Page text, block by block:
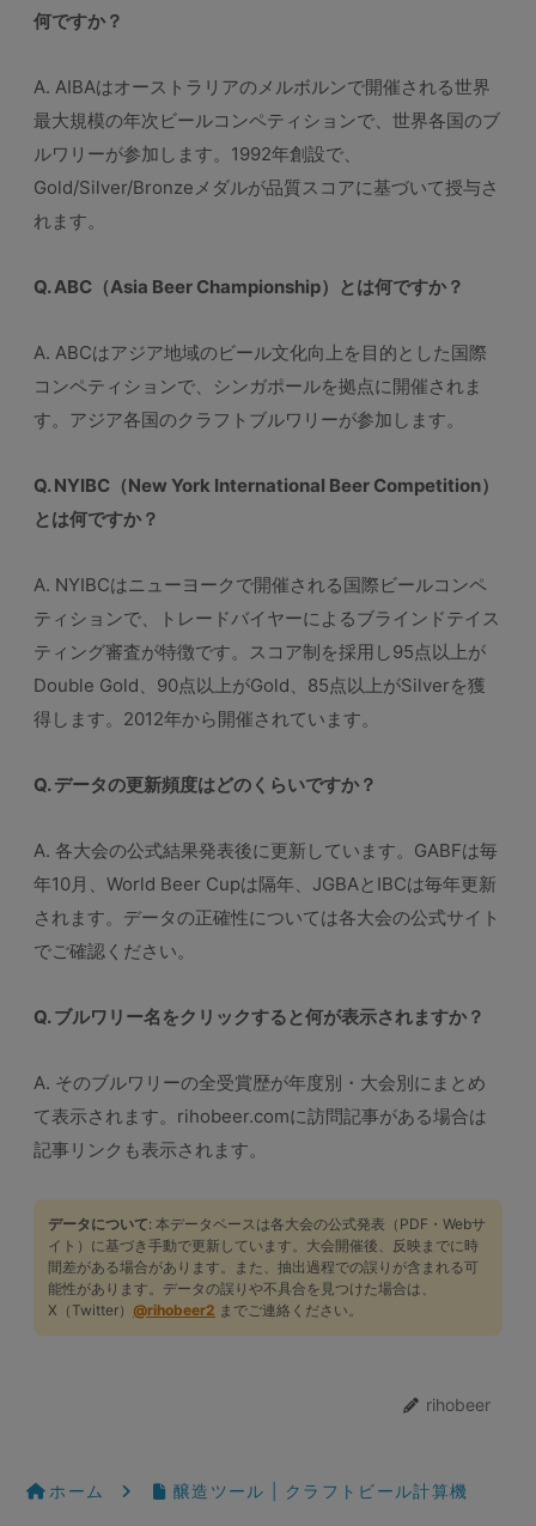
何ですか？
A. AIBAはオーストラリアのメルボルンで開催される世界
最大規模の年次ビールコンペティションで、世界各国のブ
ルワリーが参加します。1992年創設で、
Gold/Silver/Bronzeメダルが品質スコアに基づいて授与さ
れます。
Q. ABC（Asia Beer Championship）とは何ですか？
A. ABCはアジア地域のビール文化向上を目的とした国際
コンペティションで、シンガポールを拠点に開催されま
す。アジア各国のクラフトブルワリーが参加します。
Q. NYIBC（New York International Beer Competition）
とは何ですか？
A. NYIBCはニューヨークで開催される国際ビールコンペ
ティションで、トレードバイヤーによるブラインドテイス
ティング審査が特徴です。スコア制を採用し95点以上が
Double Gold、90点以上がGold、85点以上がSilverを獲
得します。2012年から開催されています。
Q. データの更新頻度はどのくらいですか？
A. 各大会の公式結果発表後に更新しています。GABFは毎
年10月、World Beer Cupは隔年、JGBAとIBCは毎年更新
されます。データの正確性については各大会の公式サイト
でご確認ください。
Q. ブルワリー名をクリックすると何が表示されますか？
A. そのブルワリーの全受賞歴が年度別・大会別にまとめ
て表示されます。rihobeer.comに訪問記事がある場合は
記事リンクも表示されます。
データについて: 本データベースは各大会の公式発表（PDF・Webサ
イト）に基づき手動で更新しています。大会開催後、反映までに時
間差がある場合があります。また、抽出過程での誤りが含まれる可
能性があります。データの誤りや不具合を見つけた場合は、
X（Twitter） @rihobeer2 までご連絡ください。
rihobeer
ホーム 醸造ツール | クラフトビール計算機